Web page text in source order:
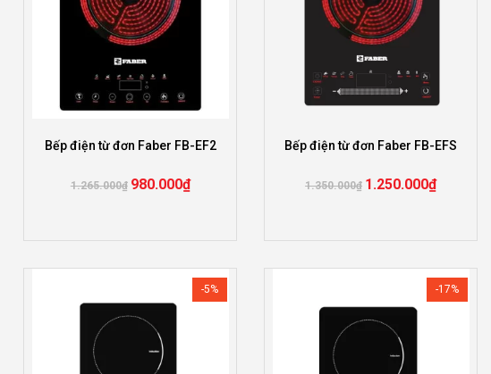
Bếp điện từ đơn Faber FB-EF2
1.265.000₫ 980.000₫
Bếp điện từ đơn Faber FB-EFS
1.350.000₫ 1.250.000₫
-5% -17%